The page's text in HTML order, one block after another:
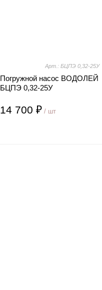
Арт.: БЦПЭ 0,32-25У
Погружной насос ВОДОЛЕЙ
БЦПЭ 0,32-25У
14 700 ₽/ шт